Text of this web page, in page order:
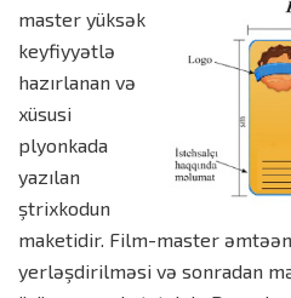
master yüksək
keyfiyyətlə
hazırlanan və
xüsusi
plyonkada
yazılan
ştrixkodun
maketidir. Film-master
yerləşdirilməsi və sonradan